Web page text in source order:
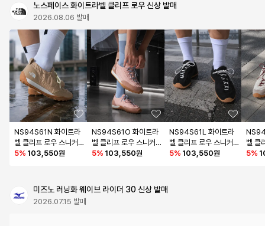
노스페이스 화이트라벨 클리프 로우 신상 발매
2026.08.06 발매
NS94S61N 화이트라
벨 클리프 로우 스니커
즈 BEIGE
5% 103,550원
NS94S61O 화이트라
벨 클리프 로우 스니커
즈 GRAYISH PINK
5% 103,550원
NS94S61L 화이트라
벨 클리프 로우 스니커
즈 BLACK
5% 103,550원
벨 클
즈
5%
미즈노 러닝화 웨이브 라이더 30 신상 발매
2026.07.15 발매